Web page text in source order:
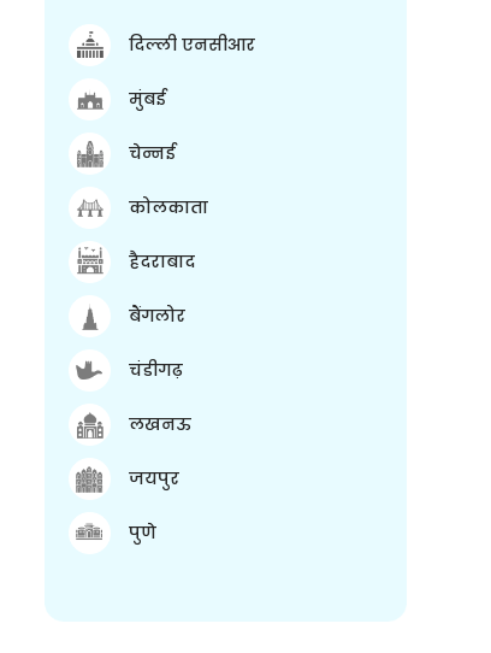
दिल्ली एनसीआर
मुंबई
चेन्नई
कोलकाता
हैदराबाद
बैंगलोर
चंडीगढ़
लखनऊ
जयपुर
पुणे